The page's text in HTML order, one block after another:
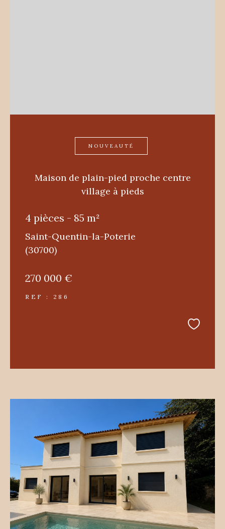
NOUVEAUTÉ
Maison de plain-pied proche centre
village à pieds
4 pièces - 85 m²
Saint-Quentin-la-Poterie
(30700)
270 000 €
REF : 286